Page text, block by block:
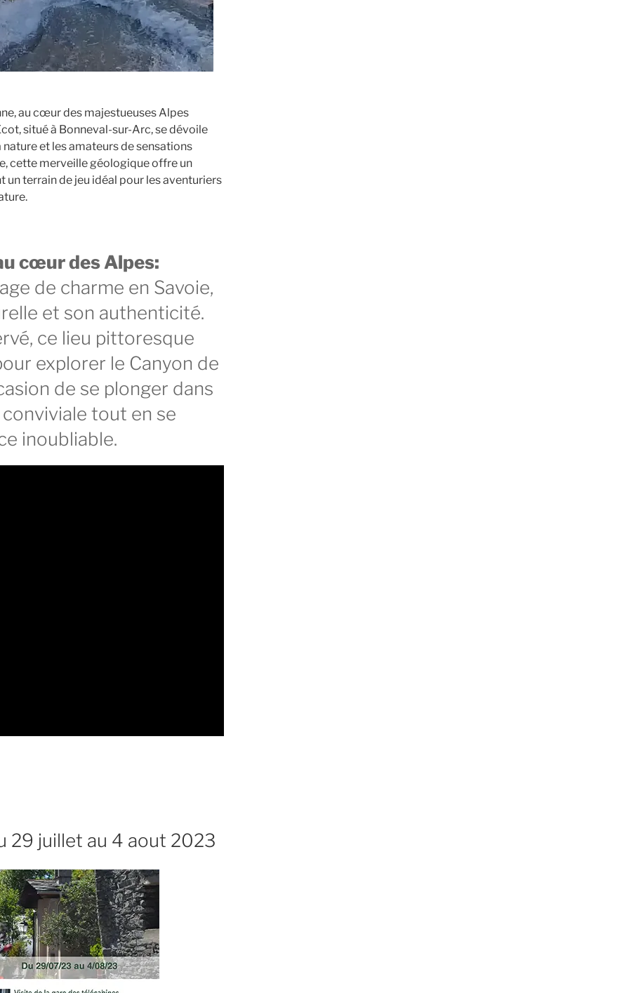
au cœur des majestueuses Alpes
situé à Bonneval-sur-Arc, se dévoile
et les amateurs de sensations
cette merveille géologique offre un
un terrain de jeu idéal pour les aventuriers
cœur des Alpes:
de charme en Savoie,
et son authenticité.
ce lieu pittoresque
explorer le Canyon de
de se plonger dans
tout en se
inoubliable.
29 juillet au 4 aout 2023